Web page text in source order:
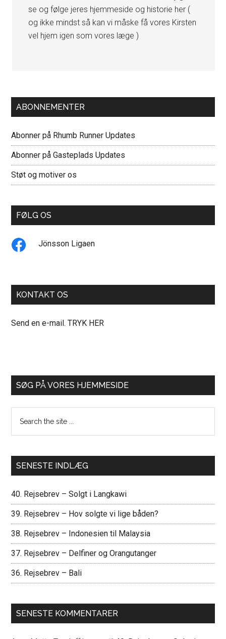
se og følge jeres hjemmeside og historie her (
og ikke mindst så kan vi måske få vores Kirsten
vel hjem igen som vores læge )
Primær
ABONNEMENTER
Abonner på Rhumb Runner Updates
Abonner på Gasteplads Updates
Støt og motiver os
FØLG OS
Jönsson Ligaen
KONTAKT OS
Send en e-mail. TRYK HER
SØG PÅ VORES HJEMMESIDE
the
SENESTE INDLÆG
40. Rejsebrev – Solgt i Langkawi
39. Rejsebrev – Hov solgte vi lige båden?
38. Rejsebrev – Indonesien til Malaysia
37. Rejsebrev – Delfiner og Orangutanger
36. Rejsebrev – Bali
SENESTE KOMMENTARER